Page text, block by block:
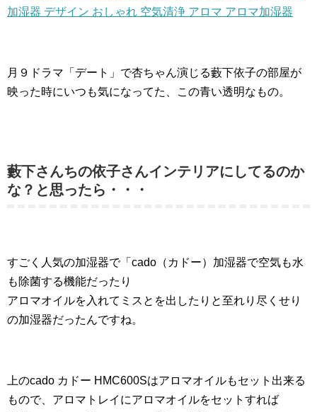
加湿器 デザイン おしゃれ 空気清浄 アロマ アロマ加湿器
月９ドラマ「デート」で杏ちゃん演じる藪下依子の部屋が
映った時にいつも気になってた、この青い透明なもの。
藪下さんちの依子さんインテリアにしてるのか
な？と思ったら・・・
すごく人気の加湿器で「cado（カドー）加湿器で空気も水
も除菌する機能だったり
アロマオイルを入れてミスとを出したりと至れり尽くせり
の加湿器だったんですね。
上のcado カドー HMC600Sはアロマオイルもセット出来る
もので、アロマトレイにアロマオイルをセットすれば